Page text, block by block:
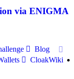
via ENIGMA
Blog
CloakWiki